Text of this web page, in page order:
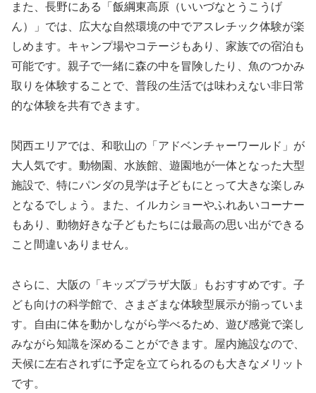
また、長野にある「飯綱東高原（いいづなとうこうげ
ん）」では、広大な自然環境の中でアスレチック体験が楽
しめます。キャンプ場やコテージもあり、家族での宿泊も
可能です。親子で一緒に森の中を冒険したり、魚のつかみ
取りを体験することで、普段の生活では味わえない非日常
的な体験を共有できます。
関西エリアでは、和歌山の「アドベンチャーワールド」が
大人気です。動物園、水族館、遊園地が一体となった大型
施設で、特にパンダの見学は子どもにとって大きな楽しみ
となるでしょう。また、イルカショーやふれあいコーナー
もあり、動物好きな子どもたちには最高の思い出ができる
こと間違いありません。
さらに、大阪の「キッズプラザ大阪」もおすすめです。子
ども向けの科学館で、さまざまな体験型展示が揃っていま
す。自由に体を動かしながら学べるため、遊び感覚で楽し
みながら知識を深めることができます。屋内施設なので、
天候に左右されずに予定を立てられるのも大きなメリット
です。